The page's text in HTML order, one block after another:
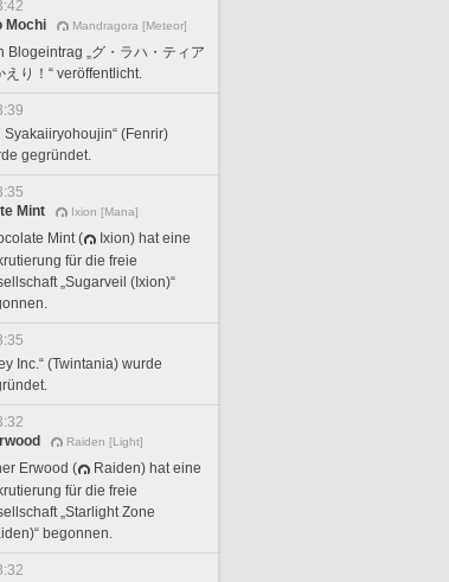
Mochi
Mandragora [Meteor]
Blogeintrag „グ・ラハ・ティア
えり！“ veröffentlicht.
Syakaiiryohoujin“ (Fenrir)
gegründet.
Mint
Ixion [Mana]
Mint (
Ixion) hat eine
für die freie
„Sugarveil (Ixion)“
Inc.“ (Twintania) wurde
Raiden [Light]
Erwood (
Raiden) hat eine
für die freie
„Starlight Zone
begonnen.